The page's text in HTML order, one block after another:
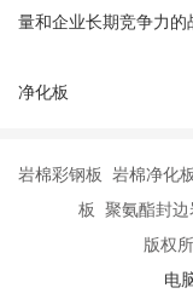
量和企业长期竞争力的
净化板
岩棉彩钢板 岩棉净化
板 聚氨酯封边
版权
电